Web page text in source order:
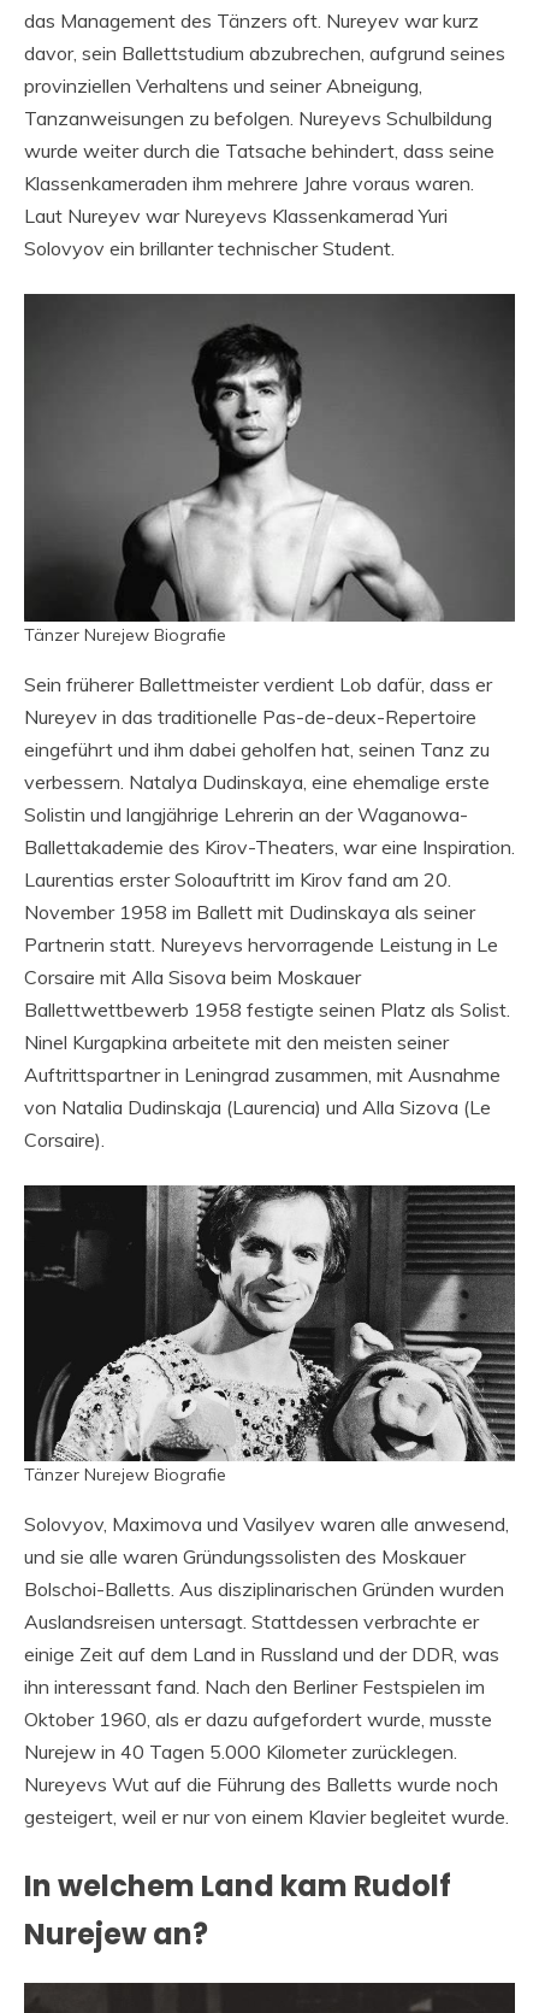
das Management des Tänzers oft. Nureyev war kurz
davor, sein Ballettstudium abzubrechen, aufgrund seines
provinziellen Verhaltens und seiner Abneigung,
Tanzanweisungen zu befolgen. Nureyevs Schulbildung
wurde weiter durch die Tatsache behindert, dass seine
Klassenkameraden ihm mehrere Jahre voraus waren.
Laut Nureyev war Nureyevs Klassenkamerad Yuri
Solovyov ein brillanter technischer Student.
Tänzer Nurejew Biografie
Sein früherer Ballettmeister verdient Lob dafür, dass er
Nureyev in das traditionelle Pas-de-deux-Repertoire
eingeführt und ihm dabei geholfen hat, seinen Tanz zu
verbessern. Natalya Dudinskaya, eine ehemalige erste
Solistin und langjährige Lehrerin an der Waganowa-
Ballettakademie des Kirov-Theaters, war eine Inspiration.
Laurentias erster Soloauftritt im Kirov fand am 20.
November 1958 im Ballett mit Dudinskaya als seiner
Partnerin statt. Nureyevs hervorragende Leistung in Le
Corsaire mit Alla Sisova beim Moskauer
Ballettwettbewerb 1958 festigte seinen Platz als Solist.
Ninel Kurgapkina arbeitete mit den meisten seiner
Auftrittspartner in Leningrad zusammen, mit Ausnahme
von Natalia Dudinskaja (Laurencia) und Alla Sizova (Le
Corsaire).
Tänzer Nurejew Biografie
Solovyov, Maximova und Vasilyev waren alle anwesend,
und sie alle waren Gründungssolisten des Moskauer
Bolschoi-Balletts. Aus disziplinarischen Gründen wurden
Auslandsreisen untersagt. Stattdessen verbrachte er
einige Zeit auf dem Land in Russland und der DDR, was
ihn interessant fand. Nach den Berliner Festspielen im
Oktober 1960, als er dazu aufgefordert wurde, musste
Nurejew in 40 Tagen 5.000 Kilometer zurücklegen.
Nureyevs Wut auf die Führung des Balletts wurde noch
gesteigert, weil er nur von einem Klavier begleitet wurde.
In welchem ​​Land kam Rudolf
Nurejew an?